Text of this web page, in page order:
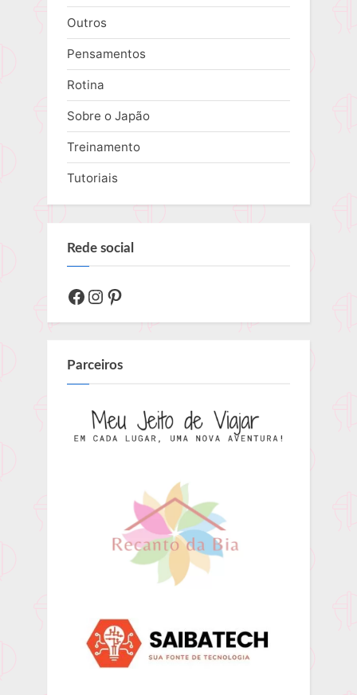
Outros
Pensamentos
Rotina
Sobre o Japão
Treinamento
Tutoriais
Rede social
Facebook
Instagram
Pinterest
Parceiros